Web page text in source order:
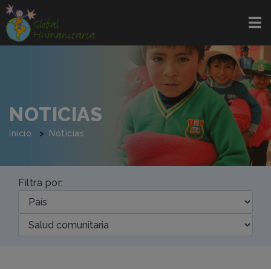
NOTICIAS
Inicio Noticias
Filtra por: